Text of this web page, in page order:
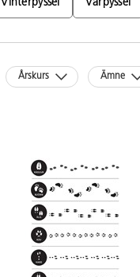
Vinterpyssel Vårpyssel
Årskurs Ämne